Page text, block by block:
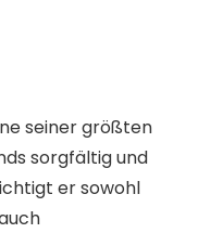
seiner größten
sorgfältig und
er sowohl